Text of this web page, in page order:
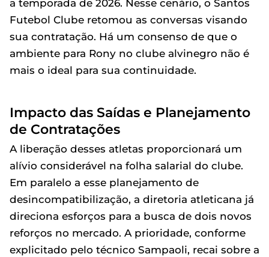
a temporada de 2026. Nesse cenário, o Santos
Futebol Clube retomou as conversas visando
sua contratação. Há um consenso de que o
ambiente para Rony no clube alvinegro não é
mais o ideal para sua continuidade.
Impacto das Saídas e Planejamento
de Contratações
A liberação desses atletas proporcionará um
alívio considerável na folha salarial do clube.
Em paralelo a esse planejamento de
desincompatibilização, a diretoria atleticana já
direciona esforços para a busca de dois novos
reforços no mercado. A prioridade, conforme
explicitado pelo técnico Sampaoli, recai sobre a